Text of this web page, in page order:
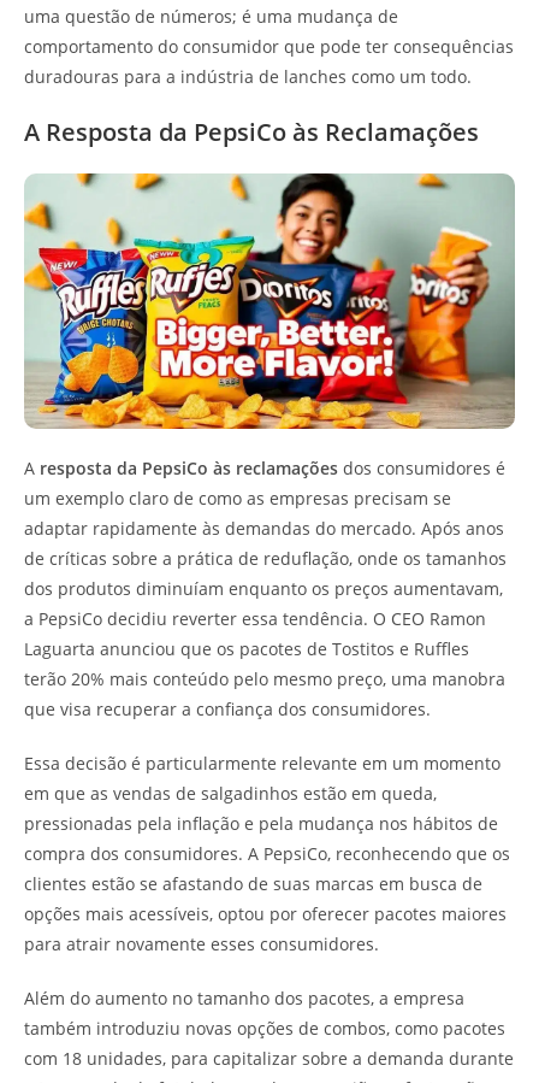
uma questão de números; é uma mudança de
comportamento do consumidor que pode ter consequências
duradouras para a indústria de lanches como um todo.
A Resposta da PepsiCo às Reclamações
A resposta da PepsiCo às reclamações dos consumidores é
um exemplo claro de como as empresas precisam se
adaptar rapidamente às demandas do mercado. Após anos
de críticas sobre a prática de reduflação, onde os tamanhos
dos produtos diminuíam enquanto os preços aumentavam,
a PepsiCo decidiu reverter essa tendência. O CEO Ramon
Laguarta anunciou que os pacotes de Tostitos e Ruffles
terão 20% mais conteúdo pelo mesmo preço, uma manobra
que visa recuperar a confiança dos consumidores.
Essa decisão é particularmente relevante em um momento
em que as vendas de salgadinhos estão em queda,
pressionadas pela inflação e pela mudança nos hábitos de
compra dos consumidores. A PepsiCo, reconhecendo que os
clientes estão se afastando de suas marcas em busca de
opções mais acessíveis, optou por oferecer pacotes maiores
para atrair novamente esses consumidores.
Além do aumento no tamanho dos pacotes, a empresa
também introduziu novas opções de combos, como pacotes
com 18 unidades, para capitalizar sobre a demanda durante